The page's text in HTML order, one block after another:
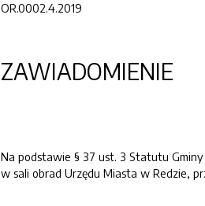
OR.0002.4.2019
ZAWIADOMIENIE
Na podstawie § 37 ust. 3 Statutu Gminy
w sali obrad Urzędu Miasta w Redzie,